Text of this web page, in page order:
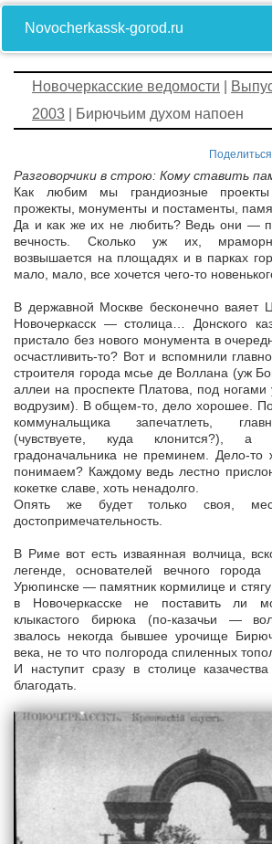
Novocherkassk-gorod.ru
Новочеркасские ведомости
2003 | Бирючьим духом напоен
Поделиться
Разговорчики в строю: Кому ставить
Как любим мы грандиозные
прожекты, монументы и постаменты,
Да и как же их не любить? Ведь они —
вечность. Сколько уж их,
возвышается на площадях и в парках
мало, мало, все хочется чего-то
В державной Москве бесконечно ваяет
Новочеркасск — столица… Донского
пристало без нового монумента в
осчастливить-то? Вот и вспомнили
строителя города мсье де Воллана (уж
аллеи на проспекте Платова, под
водрузим). В общем-то, дело хорошее.
коммунальщика запечатлеть,
(чувствуете, куда клонится?),
градоначальника не преминем. Дело-то
понимаем? Каждому ведь лестно
кокетке славе, хоть ненадолго.
Опять же будет только своя,
достопримечательность.
В Риме вот есть изваянная волчица,
легенде, основателей вечного
Урюпинске — памятник кормилице и
в Новочеркасске не поставить ли
клыкастого бирюка (по-казачьи —
звалось некогда бывшее урочище
века, не то что полгорода спиленных
И наступит сразу в столице
благодать.